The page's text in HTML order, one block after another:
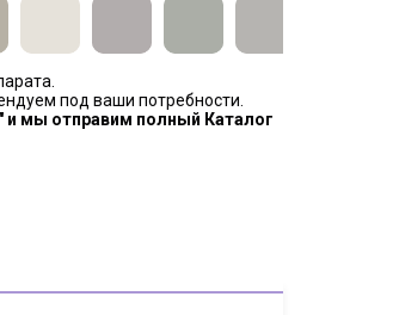
под ваши потребности.
и мы отправим полный Каталог